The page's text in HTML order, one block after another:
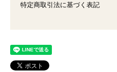
特定商取引法に基づく表記